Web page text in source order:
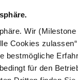
Wir
Cookies
bestmögliche
für den
of Algeciras